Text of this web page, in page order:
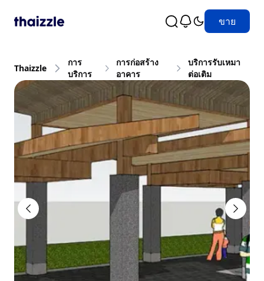
ขาย
Thaizzle
การ
บริการ
การก่อสร้าง
อาคาร
บริการรับเหมา
ต่อเติม